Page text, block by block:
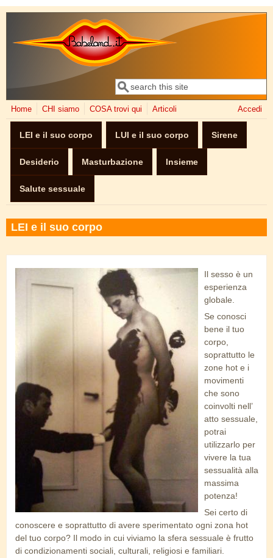
Salta al contenuto principale
Form di ricerca
Cerca
Home CHI siamo COSA trovi qui Articoli Accedi
LEI e il suo corpo LUI e il suo corpo Sirene
Desiderio Masturbazione Insieme
Salute sessuale
LEI e il suo corpo
lei_e_il_suo_corpo.jpg
Il sesso è un
esperienza
globale.
Se conosci
bene il tuo
corpo,
soprattutto le
zone hot e i
movimenti
che sono
coinvolti nell’
atto sessuale,
potrai
utilizzarlo per
vivere la tua
sessualità alla
massima
potenza!
Sei certo di
conoscere e soprattutto di avere sperimentato ogni zona hot
del tuo corpo? Il modo in cui viviamo la sfera sessuale è frutto
di condizionamenti sociali, culturali, religiosi e familiari.